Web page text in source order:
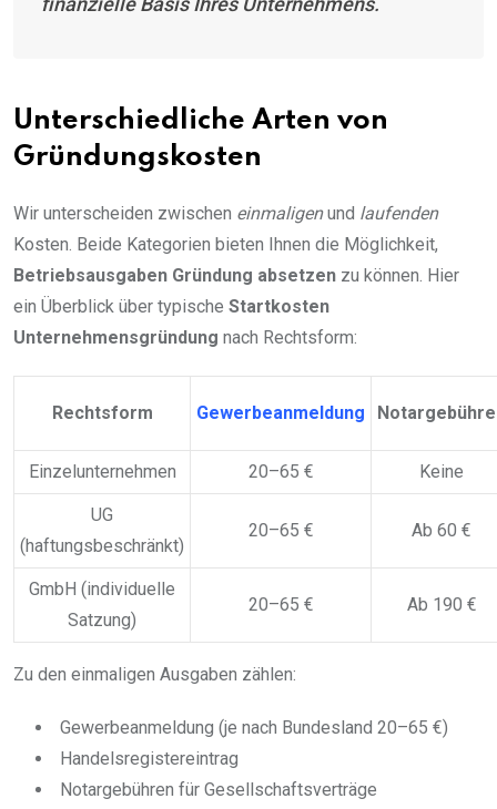
Unterschiedliche Arten von
Gründungskosten
Wir unterscheiden zwischen einmaligenund laufenden
Kosten. Beide Kategorien bieten Ihnen die Möglichkeit,
Betriebsausgaben Gründung absetzen zu können. Hier
ein Überblick über typische Startkosten
Unternehmensgründung nach Rechtsform:
Rechtsform Gewerbeanmeldung
Einzelunternehmen 20–65 € Keine
UG
(haftungsbeschränkt)
20–65 € Ab 60 €
GmbH (individuelle
Satzung)
20–65 € Ab 190 €
Zu den einmaligen Ausgaben zählen:
Gewerbeanmeldung (je nach Bundesland 20–65 €)
Handelsregistereintrag
Notargebühren für Gesellschaftsverträge